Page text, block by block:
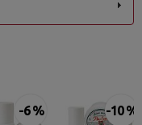
-6 % -10 %